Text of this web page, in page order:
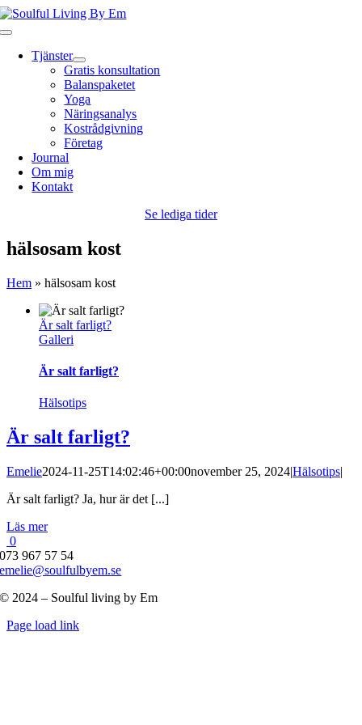
Fortsätt
till
Toggle
NavigationTjänster
Gratis konsultation
Balanspaketet
Yoga
Näringsanalys
Kostrådgivning
Företag
Journal
Om mig
Kontakt
Se lediga tider
hälsosam kost
Hem » hälsosam kost
Är salt farligt?
Galleri
Är salt farligt?
Hälsotips
Är salt farligt?
Emelie2024-11-25T14:02:46+00:00november 25, 2024|Hälsotips|
Är salt farligt? Ja, hur är det [...]
Läs mer
0
073 967 57 54
emelie@soulfulbyem.se
© 2024 – Soulful living by Em
Byt
Page load link